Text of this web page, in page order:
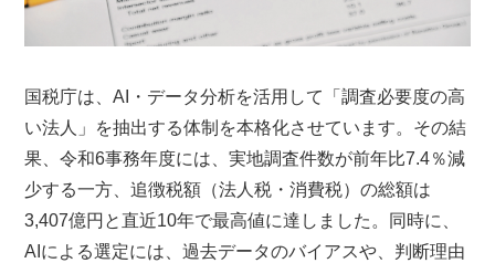
国税庁は、AI・データ分析を活用して「調査必要度の高
い法人」を抽出する体制を本格化させています。その結
果、令和6事務年度には、実地調査件数が前年比7.4％減
少する一方、追徴税額（法人税・消費税）の総額は
3,407億円と直近10年で最高値に達しました。同時に、
AIによる選定には、過去データのバイアスや、判断理由